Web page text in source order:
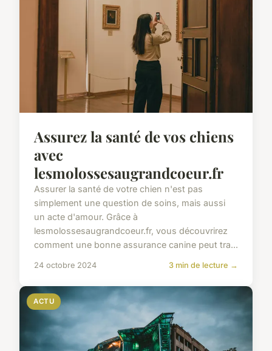
Assurez la santé de vos chiens
avec
lesmolossesaugrandcoeur.fr
Assurer la santé de votre chien n'est pas
simplement une question de soins, mais aussi
un acte d'amour. Grâce à
lesmolossesaugrandcoeur.fr, vous découvrirez
comment une bonne assurance canine peut tra...
24 octobre 2024 3 min de lecture →
ACTU